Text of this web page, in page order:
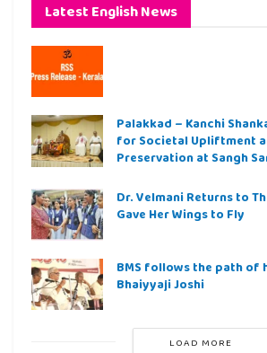
Latest English News
Palakkad – Kanchi
for Societal Upliftment
Preservation at Sangh
Dr. Velmani Returns to
Gave Her Wings to Fly
BMS follows the path of
Bhaiyyaji Joshi
LOAD MORE